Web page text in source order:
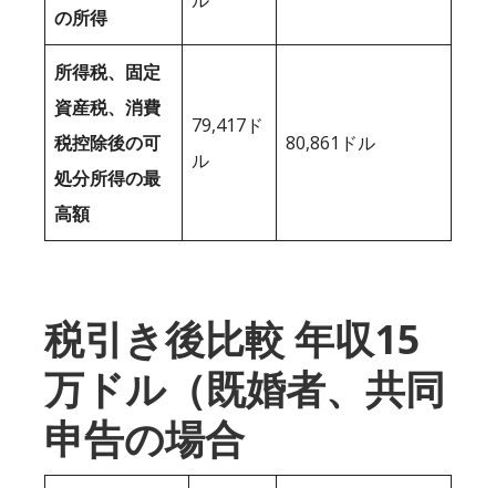
の所得
所得税、固定
資産税、消費
税控除後の可
処分所得の最
高額
79,417ド
ル
80,861ドル
税引き後比較 年収15
万ドル（既婚者、共同
申告の場合